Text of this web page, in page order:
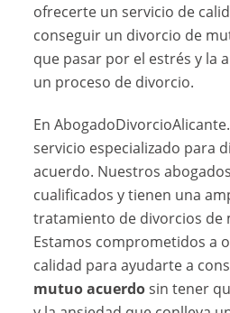
ofrecerte un servicio de
conseguir un divorcio de
que pasar por el estrés y la
un proceso de divorcio.
En
servicio especializado para
acuerdo. Nuestros
cualificados y tienen una
tratamiento de divorcios de
Estamos comprometidos a
calidad para ayudarte a
mutuo acuerdosin tener